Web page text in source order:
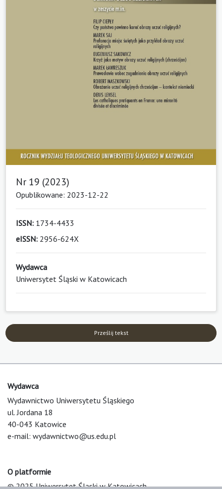
Nr 19 (2023)
Opublikowane: 2023-12-22
ISSN: 1734-4433
eISSN: 2956-624X
Wydawca
Uniwersytet Śląski w Katowicach
Prześlij tekst
Wydawca
Wydawnictwo Uniwersytetu Śląskiego
ul. Jordana 18
40-043 Katowice
e-mail: wydawnictwo@us.edu.pl
O platformie
© 2025 Uniwersytet Śląski w Katowicach